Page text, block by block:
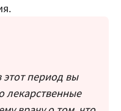
этот период вы
лекарственные